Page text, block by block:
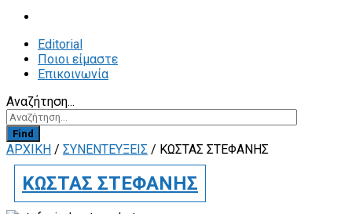
Editorial
Ποιοι είμαστε
Επικοινωνία
Αναζήτηση...
Find
ΑΡΧΙΚΗ / ΣΥΝΕΝΤΕΥΞΕΙΣ / ΚΩΣΤΑΣ ΣΤΕΦΑΝΗΣ
ΚΩΣΤΑΣ ΣΤΕΦΑΝΗΣ